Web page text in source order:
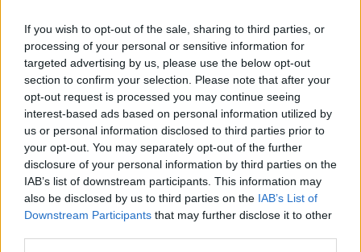
If you wish to opt-out of the sale, sharing to third parties, or
processing of your personal or sensitive information for
targeted advertising by us, please use the below opt-out
section to confirm your selection. Please note that after your
opt-out request is processed you may continue seeing
interest-based ads based on personal information utilized by
us or personal information disclosed to third parties prior to
your opt-out. You may separately opt-out of the further
disclosure of your personal information by third parties on the
IAB’s list of downstream participants. This information may
also be disclosed by us to third parties on the IAB’s List of
Downstream Participants that may further disclose it to other
Φαίη Σκορδά για Σία
Κοσιώνη: Οι πληροφορίες
που μου φτάνουν είναι ότι
απομακρύνεται το σενάριο
της ΕΡΤ
Κατερίνα
πανηγυρική
στην εκπομπή
Katerina – «Έχασα τα
της εγκυμοσύνης»